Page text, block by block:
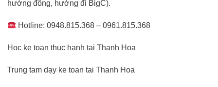
hướng đông, hướng đi BigC).
Hotline: 0948.815.368 – 0961.815.368
Hoc ke toan thuc hanh tai Thanh Hoa
Trung tam dạy ke toan tai Thanh Hoa